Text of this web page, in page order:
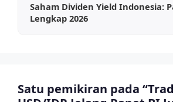
Saham Dividen Yield Indonesia:
Lengkap 2026
Satu pemikiran pada